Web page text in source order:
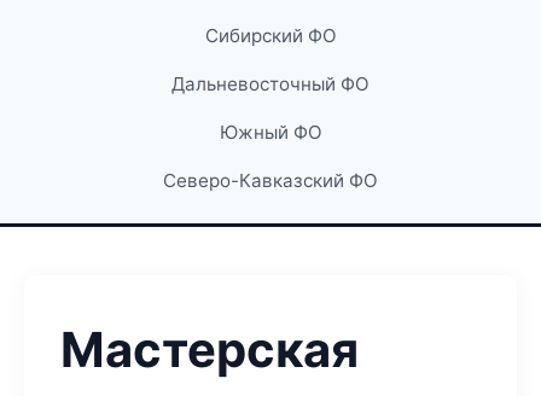
Сибирский ФО
Дальневосточный ФО
Южный ФО
Северо-Кавказский ФО
Мастерская